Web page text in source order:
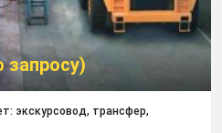
запросу)
экскурсовод, трансфер,